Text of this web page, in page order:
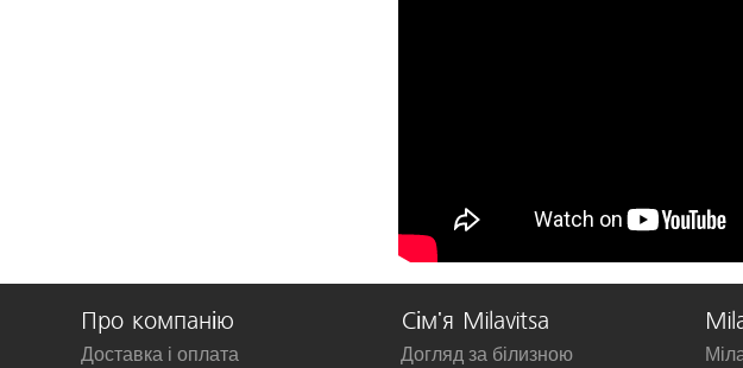
Про компанію
Доставка і оплата
Сім'я Milavitsa
Догляд за білизною